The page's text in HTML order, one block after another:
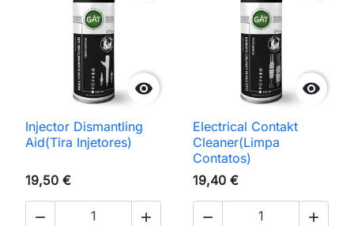

Injector Dismantling
Aid(Tira Injetores)
19,50 €
 

Electrical Contakt
Cleaner(Limpa
Contatos)
19,40 €
 